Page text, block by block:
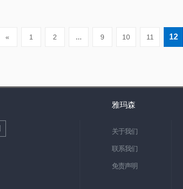
« 1 2 ... 9 10 11 12
雅玛森
关于我们
联系我们
免责声明